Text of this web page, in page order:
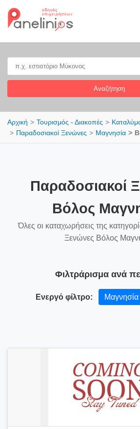
Αναζήτηση
Αρχική Τουρισμός - Διακοπές
Παραδοσιακοί Ξενώνες
Μαγνησία
Παραδοσιακοί
Βόλος
Όλες οι καταχωρήσεις της
Ξενώνες Βόλος
Φιλτράρισμα ανά
Ενεργό φίλτρο: